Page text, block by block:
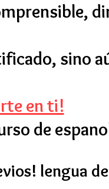
sino
en ti!
de
lengua